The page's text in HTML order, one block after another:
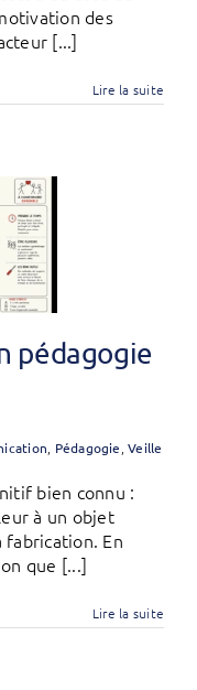
des
[...]
Lire la suite
pédagogie
Pédagogie ,Veille
bien connu :
à un objet
fabrication. En
que [...]
Lire la suite